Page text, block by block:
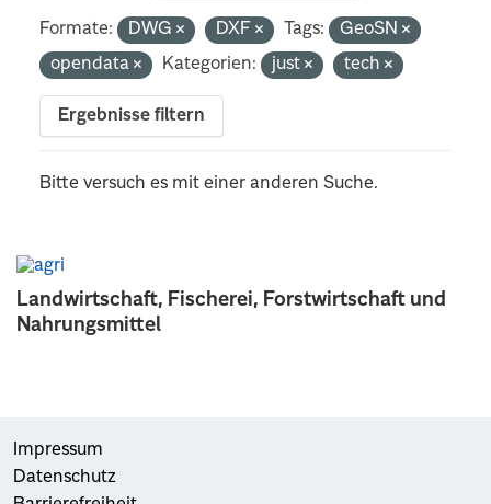
Landwirtschaft, Fischerei, Forstwirtschaft und
Nahrungsmittel
Formate: DWG DXF Tags:
GeoSN
opendata
Kategorien: just tech
Ergebnisse filtern
Bitte versuch es mit einer anderen Suche.
Impressum
Datenschutz